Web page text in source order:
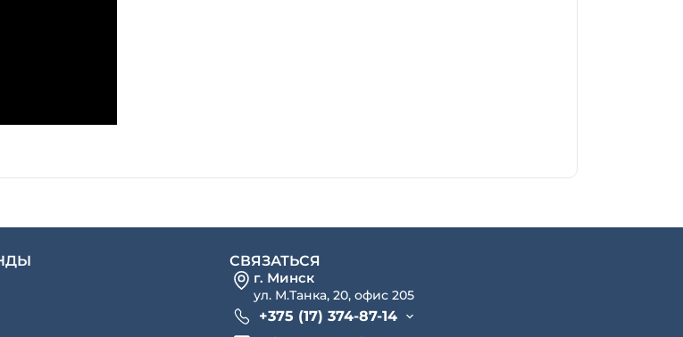
СВЯЗАТЬСЯ
г. Минск
ул. М.Танка, 20, офис 205
+375 (17) 374-87-14